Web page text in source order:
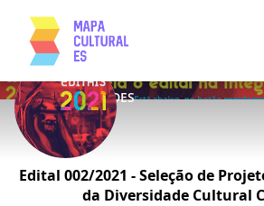
OPORTUNIDADES
Edital 002/2021 - Seleção de
da Diversidade Cultural